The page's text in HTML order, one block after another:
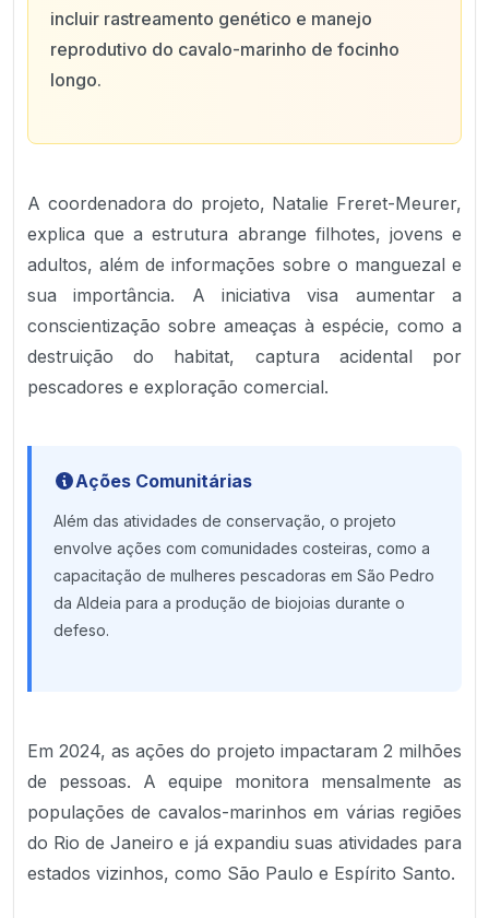
incluir rastreamento genético e manejo
reprodutivo do cavalo-marinho de focinho
longo.
A coordenadora do projeto, Natalie Freret-Meurer,
explica que a estrutura abrange filhotes, jovens e
adultos, além de informações sobre o manguezal e
sua importância. A iniciativa visa aumentar a
conscientização sobre ameaças à espécie, como a
destruição do habitat, captura acidental por
pescadores e exploração comercial.
Ações Comunitárias
Além das atividades de conservação, o projeto
envolve ações com comunidades costeiras, como a
capacitação de mulheres pescadoras em São Pedro
da Aldeia para a produção de biojoias durante o
defeso.
Em 2024, as ações do projeto impactaram 2 milhões
de pessoas. A equipe monitora mensalmente as
populações de cavalos-marinhos em várias regiões
do Rio de Janeiro e já expandiu suas atividades para
estados vizinhos, como São Paulo e Espírito Santo.